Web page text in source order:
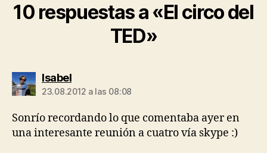
10 respuestas a «El circo del
TED»
Isabeldice:
23.08.2012 a las 08:08
Sonrío recordando lo que comentaba ayer en
una interesante reunión a cuatro vía skype :)